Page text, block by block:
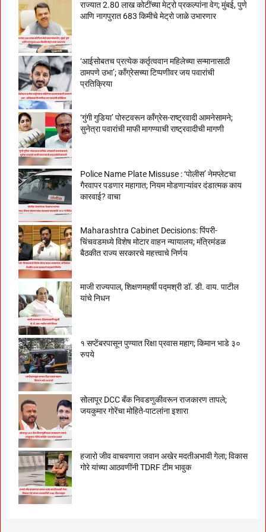
राज्यात 2.80 लाख कोटींच्या मेट्रो प्रकल्पांना वेग; मुंबई, पुणे
आणि नागपुरात 683 किमीचे मेट्रो जाळे उभारणार
‘आईसोबतच प्रत्येक कर्तृत्ववान महिलेच्या सन्मानासाठी
ठामपणे उभा’; काँग्रेसच्या टिप्पणीवर जय पवारांची
प्रतिक्रिया
‘गुंगी गुडिया’ पोस्टवरून काँग्रेस-राष्ट्रवादी आमनेसामने;
सुनेत्रा पवारांची माफी मागण्याची राष्ट्रवादीची मागणी
Police Name Plate Missuse : ‘पोलीस’ नेमप्लेटचा
गैरवापर पडणार महागात; नियम मोडणाऱ्यांवर दंडात्मक काय
कारवाई? वाचा
Maharashtra Cabinet Decisions: पिंपरी-
चिंचवडमध्ये विशेष मोटार वाहन न्यायालय; मंत्रिमंडळ
बैठकीत राज्य सरकारचे महत्त्वाचे निर्णय
माजी राज्यपाल, शिक्षणमहर्षी पद्मश्री डॉ. डी. वाय. पाटील
यांचे निधन
१ सप्टेंबरपासून पुण्यात रिक्षा प्रवास महाग; किमान भाडे ३०
रुपये
सोलापूर DCC बँक निवडणुकीवरून राजकारण तापले;
जयकुमार गोरेंचा मोहिते-पाटलांना इशारा
हजारो जीव वाचवणारा जवान अखेर मदतीअभावी गेला; विकास
गोरे यांच्या आठवणींनी TDRF टीम भावुक